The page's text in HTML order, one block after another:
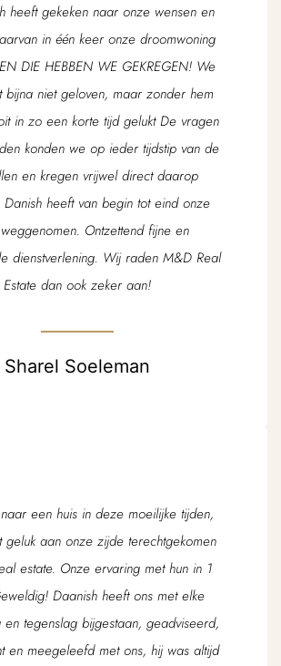
heeft gekeken naar onze wensen en
in één keer onze droomwoning
DIE HEBBEN WE GEKREGEN! We
bijna niet geloven, maar zonder hem
in zo een korte tijd gelukt De vragen
konden we op ieder tijdstip van de
en kregen vrijwel direct daarop
heeft van begin tot eind onze
Ontzettend fijne en
dienstverlening. Wij raden M&D Real
Estate dan ook zeker aan!
Sharel Soeleman
een huis in deze moeilijke tijden,
geluk aan onze zijde terechtgekomen
estate. Onze ervaring met hun in 1
Daanish heeft ons met elke
en tegenslag bijgestaan, geadviseerd,
en meegeleefd met ons, hij was altijd